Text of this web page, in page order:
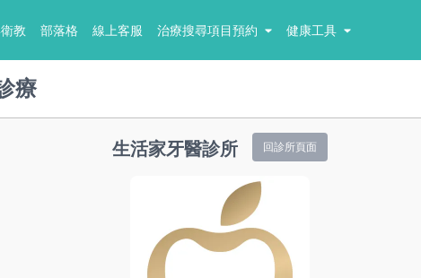
教 部落格 線上客服 治療搜尋項目預約 健康工具
療
生活家牙醫診所 回診所頁面